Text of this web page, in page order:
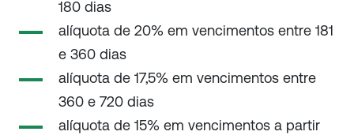
180 dias
alíquota de 20% em vencimentos entre 181
e 360 dias
alíquota de 17,5% em vencimentos entre
360 e 720 dias
alíquota de 15% em vencimentos a partir